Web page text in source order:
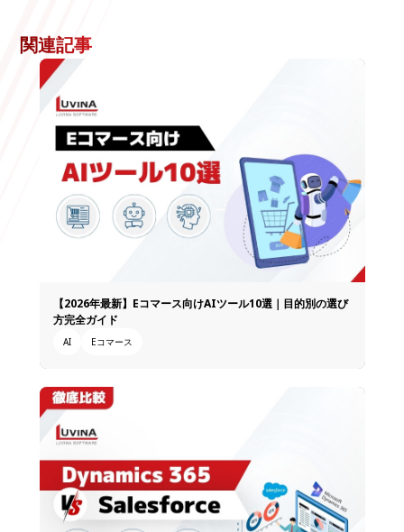
関連記事
【2026年最新】Eコマース向けAIツール10選｜目的別の選び
方完全ガイド
AI Eコマース